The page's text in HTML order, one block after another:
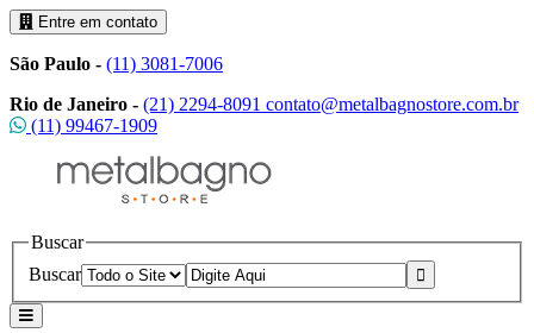
Entre em contato
São Paulo - (11) 3081-7006
Rio de Janeiro - (21) 2294-8091 contato@metalbagnostore.com.br
(11) 99467-1909
Buscar
Buscar